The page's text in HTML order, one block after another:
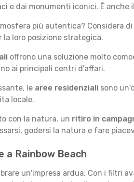
e dai monumenti iconici. È
più autentica? Considera
loro posizione strategica.
offrono una soluzione molto
ai principali centri d'affari.
le aree residenziali sono
locale.
con la natura, un ritiro in
godersi la natura e fare
Rainbow Beach
un'impresa ardua. Con i filtri